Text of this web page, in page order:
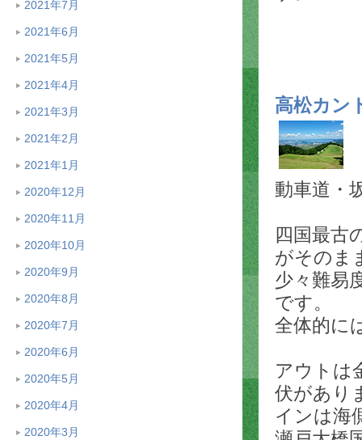
2021年7月
2021年6月
2021年5月
2021年4月
2021年3月
2021年2月
2021年1月
2020年12月
2020年11月
2020年10月
2020年9月
2020年8月
2020年7月
2020年6月
2020年5月
2020年4月
2020年3月
高松カン
動車道・
四国最古
がそのま
少々難易
です。
全体的に
アウトは
伏があり
インは海